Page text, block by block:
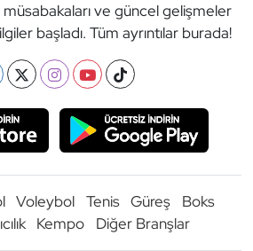
ve güncel gelişmeler
başladı. Tüm ayrıntılar burada!
Voleybol Tenis Güreş
Boks
Kempo Diğer Branşlar